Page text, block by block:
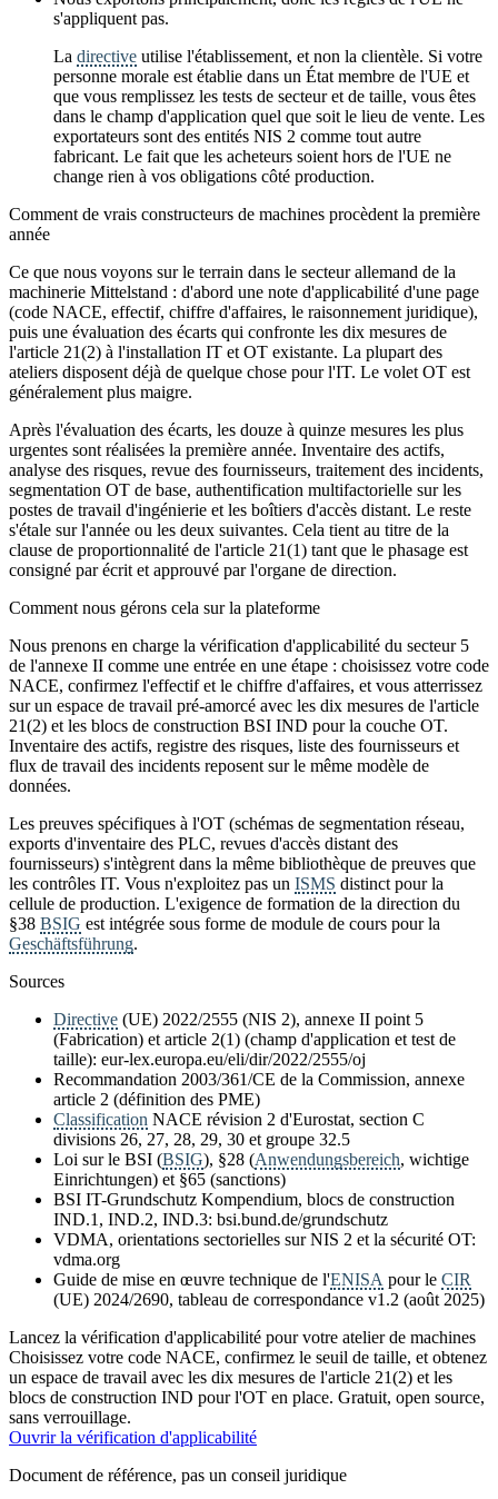
s'appliquent pas.
La directive utilise l'établissement, et non la clientèle. Si votre
personne morale est établie dans un État membre de l'UE et
que vous remplissez les tests de secteur et de taille, vous êtes
dans le champ d'application quel que soit le lieu de vente. Les
exportateurs sont des entités NIS 2 comme tout autre
fabricant. Le fait que les acheteurs soient hors de l'UE ne
change rien à vos obligations côté production.
Comment de vrais constructeurs de machines procèdent la première
année
Ce que nous voyons sur le terrain dans le secteur allemand de la
machinerie Mittelstand : d'abord une note d'applicabilité d'une page
(code NACE, effectif, chiffre d'affaires, le raisonnement juridique),
puis une évaluation des écarts qui confronte les dix mesures de
l'article 21(2) à l'installation IT et OT existante. La plupart des
ateliers disposent déjà de quelque chose pour l'IT. Le volet OT est
généralement plus maigre.
Après l'évaluation des écarts, les douze à quinze mesures les plus
urgentes sont réalisées la première année. Inventaire des actifs,
analyse des risques, revue des fournisseurs, traitement des incidents,
segmentation OT de base, authentification multifactorielle sur les
postes de travail d'ingénierie et les boîtiers d'accès distant. Le reste
s'étale sur l'année ou les deux suivantes. Cela tient au titre de la
clause de proportionnalité de l'article 21(1) tant que le phasage est
consigné par écrit et approuvé par l'organe de direction.
Comment nous gérons cela sur la plateforme
Nous prenons en charge la vérification d'applicabilité du secteur 5
de l'annexe II comme une entrée en une étape : choisissez votre code
NACE, confirmez l'effectif et le chiffre d'affaires, et vous atterrissez
sur un espace de travail pré-amorcé avec les dix mesures de l'article
21(2) et les blocs de construction BSI IND pour la couche OT.
Inventaire des actifs, registre des risques, liste des fournisseurs et
flux de travail des incidents reposent sur le même modèle de
données.
Les preuves spécifiques à l'OT (schémas de segmentation réseau,
exports d'inventaire des PLC, revues d'accès distant des
fournisseurs) s'intègrent dans la même bibliothèque de preuves que
les contrôles IT. Vous n'exploitez pas un ISMS distinct pour la
cellule de production. L'exigence de formation de la direction du
§38 BSIG est intégrée sous forme de module de cours pour la
Geschäftsführung.
Sources
Directive (UE) 2022/2555 (NIS 2), annexe II point 5
(Fabrication) et article 2(1) (champ d'application et test de
taille): eur-lex.europa.eu/eli/dir/2022/2555/oj
Recommandation 2003/361/CE de la Commission, annexe
article 2 (définition des PME)
Classification NACE révision 2 d'Eurostat, section C
divisions 26, 27, 28, 29, 30 et groupe 32.5
Loi sur le BSI (BSIG), §28 (Anwendungsbereich, wichtige
Einrichtungen) et §65 (sanctions)
BSI IT-Grundschutz Kompendium, blocs de construction
IND.1, IND.2, IND.3: bsi.bund.de/grundschutz
VDMA, orientations sectorielles sur NIS 2 et la sécurité OT:
vdma.org
Guide de mise en œuvre technique de l'ENISA pour le CIR
(UE) 2024/2690, tableau de correspondance v1.2 (août 2025)
Lancez la vérification d'applicabilité pour votre atelier de machines
Choisissez votre code NACE, confirmez le seuil de taille, et obtenez
un espace de travail avec les dix mesures de l'article 21(2) et les
blocs de construction IND pour l'OT en place. Gratuit, open source,
sans verrouillage.
Ouvrir la vérification d'applicabilité
Document de référence, pas un conseil juridique